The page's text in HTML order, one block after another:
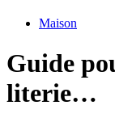
Maison
Guide
literie…